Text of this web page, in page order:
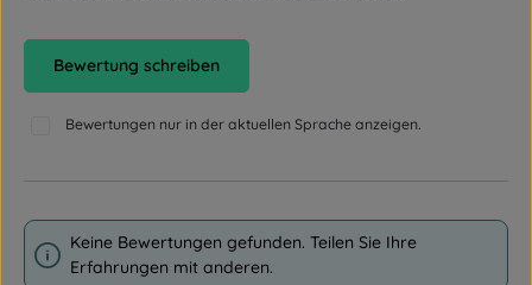
Bewertung schreiben
Bewertungen nur in der aktuellen Sprache anzeigen.
Keine Bewertungen gefunden. Teilen Sie Ihre
Erfahrungen mit anderen.